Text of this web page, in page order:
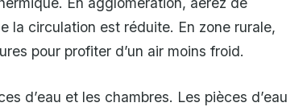
la circulation est réduite. En zone rurale,
pour profiter d’un air moins froid.
d’eau et les chambres. Les pièces d’eau